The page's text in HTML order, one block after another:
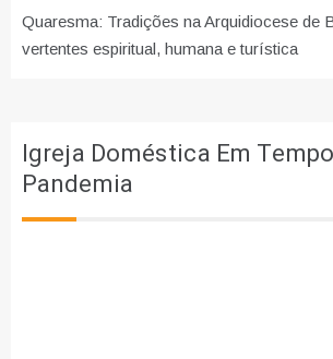
Quaresma: Tradições na Arquidiocese de
vertentes espiritual, humana e turística
Igreja Doméstica Em
Pandemia